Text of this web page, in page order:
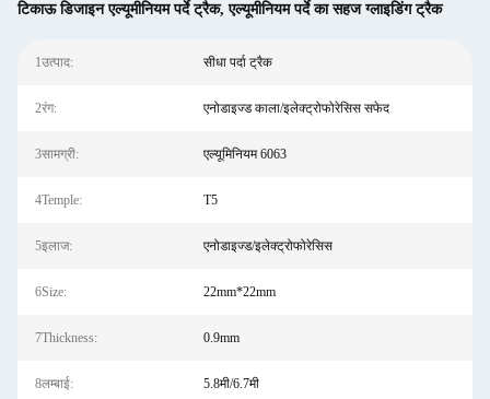
टिकाऊ डिजाइन एल्यूमीनियम पर्दे ट्रैक,एल्यूमीनियम पर्दे का सहज ग्लाइडिंग ट्रैक
1उत्पाद: सीधा पर्दा ट्रैक
2रंग: एनोडाइज्ड काला/इलेक्ट्रोफोरेसिस सफेद
3सामग्री: एल्यूमिनियम 6063
4Temple: T5
5इलाज: एनोडाइज्ड/इलेक्ट्रोफोरेसिस
6Size: 22mm*22mm
7Thickness: 0.9mm
8लम्बाई: 5.8मी/6.7मी